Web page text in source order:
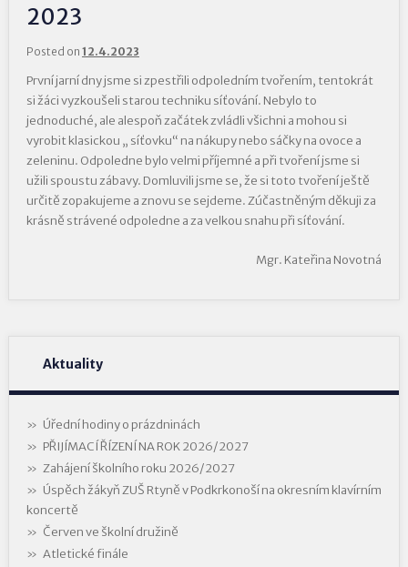
2023
Posted on 12.4.2023
První jarní dny jsme si zpestřili odpoledním tvořením, tentokrát
si žáci vyzkoušeli starou techniku síťování. Nebylo to
jednoduché, ale alespoň začátek zvládli všichni a mohou si
vyrobit klasickou „ síťovku“ na nákupy nebo sáčky na ovoce a
zeleninu. Odpoledne bylo velmi příjemné a při tvoření jsme si
užili spoustu zábavy. Domluvili jsme se, že si toto tvoření ještě
určitě zopakujeme a znovu se sejdeme. Zúčastněným děkuji za
krásně strávené odpoledne a za velkou snahu při síťování.
Mgr. Kateřina Novotná
Aktuality
Úřední hodiny o prázdninách
PŘIJÍMACÍ ŘÍZENÍ NA ROK 2026/2027
Zahájení školního roku 2026/2027
Úspěch žákyň ZUŠ Rtyně v Podkrkonoší na okresním klavírním
koncertě
Červen ve školní družině
Atletické finále